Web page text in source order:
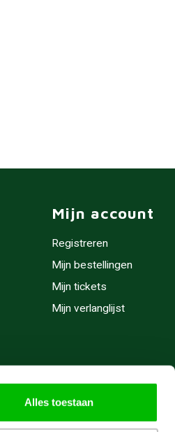
Alles toestaan
Mijn account
Registreren
Mijn bestellingen
Mijn tickets
Mijn verlanglijst